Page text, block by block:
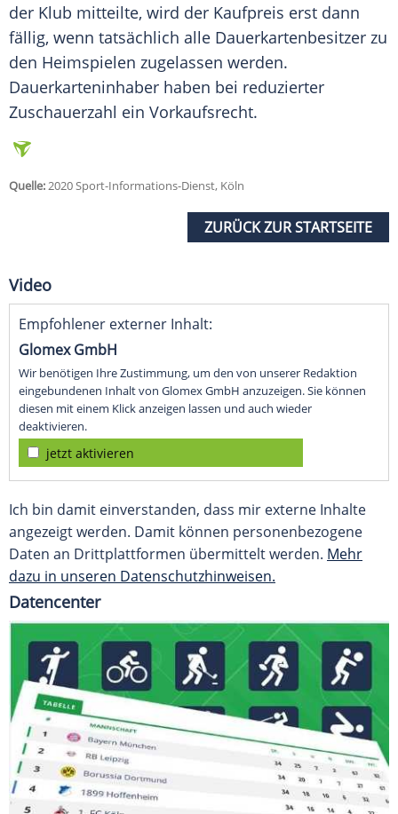
der Klub mitteilte, wird der Kaufpreis erst dann
fällig, wenn tatsächlich alle Dauerkartenbesitzer zu
den Heimspielen zugelassen werden.
Dauerkarteninhaber haben bei reduzierter
Zuschauerzahl ein Vorkaufsrecht.
Quelle:2020 Sport-Informations-Dienst, Köln
ZURÜCK ZUR STARTSEITE
Video
Empfohlener externer Inhalt:
Glomex GmbH
Wir benötigen Ihre Zustimmung, um den von unserer Redaktion
eingebundenen Inhalt von Glomex GmbH anzuzeigen. Sie können
diesen mit einem Klick anzeigen lassen und auch wieder
deaktivieren.
jetzt aktivieren
Ich bin damit einverstanden, dass mir externe Inhalte
angezeigt werden. Damit können personenbezogene
Daten an Drittplattformen übermittelt werden. Mehr
dazu in unseren Datenschutzhinweisen.
Datencenter